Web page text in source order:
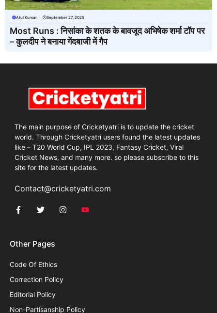
Atul Kumar September 27, 2025
Most Runs : निसांका के शतक के बावजूद अभिषेक शर्मा टॉप पर
– कुलदीप ने बनाया गेंदबाजी में गैप
The main purpose of Cricketyatri is to update the cricket
world. Through Cricketyatri users found the latest updates
like – T20 World Cup, IPL 2023, Fantasy Cricket, Viral
Cricket News, and many more. so please subscribe to this
site for the latest updates.
Contact@cricketyatri.com
Other Pages
Code Of Ethics
Correction Policy
Editorial Policy
Non-Partisanship Policy